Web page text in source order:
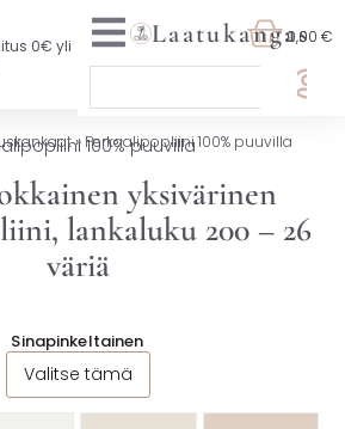
0€ yli
Laatukangas0,00 €
» Perkaalipopliini 100% puuvilla
100% puuvilla
yksivärinen
lankaluku 200 – 26
väriä
Sinapinkeltainen
Valitse tämä